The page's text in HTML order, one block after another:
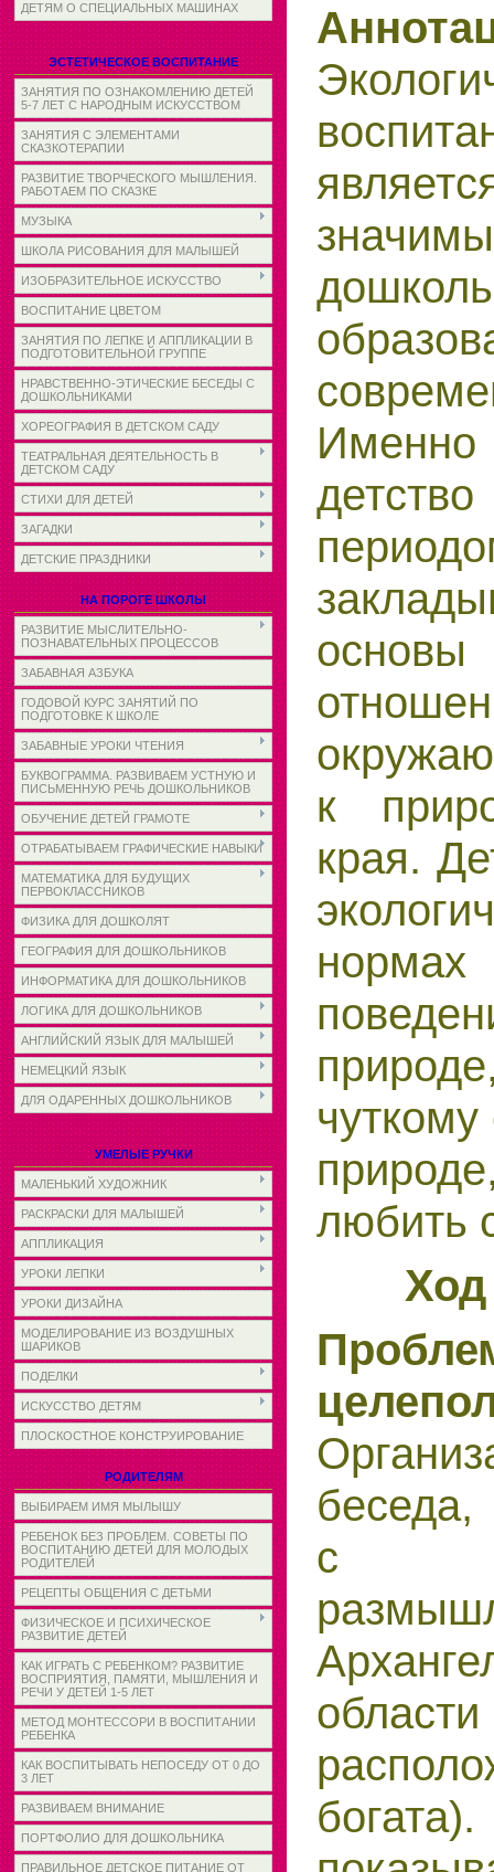
ДЕТЯМ О СПЕЦИАЛЬНЫХ МАШИНАХ
ЭСТЕТИЧЕСКОЕ ВОСПИТАНИЕ
ЗАНЯТИЯ ПО ОЗНАКОМЛЕНИЮ ДЕТЕЙ
5-7 ЛЕТ С НАРОДНЫМ ИСКУССТВОМ
ЗАНЯТИЯ С ЭЛЕМЕНТАМИ
СКАЗКОТЕРАПИИ
РАЗВИТИЕ ТВОРЧЕСКОГО МЫШЛЕНИЯ.
РАБОТАЕМ ПО СКАЗКЕ
МУЗЫКА
ШКОЛА РИСОВАНИЯ ДЛЯ МАЛЫШЕЙ
ИЗОБРАЗИТЕЛЬНОЕ ИСКУССТВО
ВОСПИТАНИЕ ЦВЕТОМ
ЗАНЯТИЯ ПО ЛЕПКЕ И АППЛИКАЦИИ В
ПОДГОТОВИТЕЛЬНОЙ ГРУППЕ
НРАВСТВЕННО-ЭТИЧЕСКИЕ БЕСЕДЫ С
ДОШКОЛЬНИКАМИ
ХОРЕОГРАФИЯ В ДЕТСКОМ САДУ
ТЕАТРАЛЬНАЯ ДЕЯТЕЛЬНОСТЬ В
ДЕТСКОМ САДУ
СТИХИ ДЛЯ ДЕТЕЙ
ЗАГАДКИ
ДЕТСКИЕ ПРАЗДНИКИ
НА ПОРОГЕ ШКОЛЫ
РАЗВИТИЕ МЫСЛИТЕЛЬНО-
ПОЗНАВАТЕЛЬНЫХ ПРОЦЕССОВ
ЗАБАВНАЯ АЗБУКА
ГОДОВОЙ КУРС ЗАНЯТИЙ ПО
ПОДГОТОВКЕ К ШКОЛЕ
ЗАБАВНЫЕ УРОКИ ЧТЕНИЯ
БУКВОГРАММА. РАЗВИВАЕМ УСТНУЮ И
ПИСЬМЕННУЮ РЕЧЬ ДОШКОЛЬНИКОВ
ОБУЧЕНИЕ ДЕТЕЙ ГРАМОТЕ
ОТРАБАТЫВАЕМ ГРАФИЧЕСКИЕ НАВЫКИ
МАТЕМАТИКА ДЛЯ БУДУЩИХ
ПЕРВОКЛАССНИКОВ
ФИЗИКА ДЛЯ ДОШКОЛЯТ
ГЕОГРАФИЯ ДЛЯ ДОШКОЛЬНИКОВ
ИНФОРМАТИКА ДЛЯ ДОШКОЛЬНИКОВ
ЛОГИКА ДЛЯ ДОШКОЛЬНИКОВ
АНГЛИЙСКИЙ ЯЗЫК ДЛЯ МАЛЫШЕЙ
НЕМЕЦКИЙ ЯЗЫК
ДЛЯ ОДАРЕННЫХ ДОШКОЛЬНИКОВ
УМЕЛЫЕ РУЧКИ
МАЛЕНЬКИЙ ХУДОЖНИК
РАСКРАСКИ ДЛЯ МАЛЫШЕЙ
АППЛИКАЦИЯ
УРОКИ ЛЕПКИ
УРОКИ ДИЗАЙНА
МОДЕЛИРОВАНИЕ ИЗ ВОЗДУШНЫХ
ШАРИКОВ
ПОДЕЛКИ
ИСКУССТВО ДЕТЯМ
ПЛОСКОСТНОЕ КОНСТРУИРОВАНИЕ
РОДИТЕЛЯМ
ВЫБИРАЕМ ИМЯ МЫЛЫШУ
РЕБЕНОК БЕЗ ПРОБЛЕМ. СОВЕТЫ ПО
ВОСПИТАНИЮ ДЕТЕЙ ДЛЯ МОЛОДЫХ
РОДИТЕЛЕЙ
РЕЦЕПТЫ ОБЩЕНИЯ С ДЕТЬМИ
ФИЗИЧЕСКОЕ И ПСИХИЧЕСКОЕ
РАЗВИТИЕ ДЕТЕЙ
КАК ИГРАТЬ С РЕБЕНКОМ? РАЗВИТИЕ
ВОСПРИЯТИЯ, ПАМЯТИ, МЫШЛЕНИЯ И
РЕЧИ У ДЕТЕЙ 1-5 ЛЕТ
МЕТОД МОНТЕССОРИ В ВОСПИТАНИИ
РЕБЕНКА
КАК ВОСПИТЫВАТЬ НЕПОСЕДУ ОТ 0 ДО
3 ЛЕТ
РАЗВИВАЕМ ВНИМАНИЕ
ПОРТФОЛИО ДЛЯ ДОШКОЛЬНИКА
ПРАВИЛЬНОЕ ДЕТСКОЕ ПИТАНИЕ ОТ
Именно
основы
к
края.
любить
Ход
с